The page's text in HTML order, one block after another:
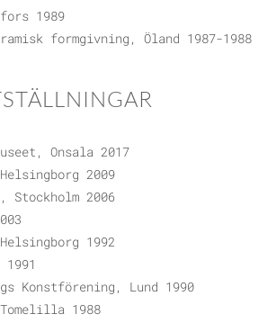
1989
formgivning, Öland 1987-1988
Onsala 2017
2009
Stockholm 2006
1992
Konstförening, Lund 1990
1988